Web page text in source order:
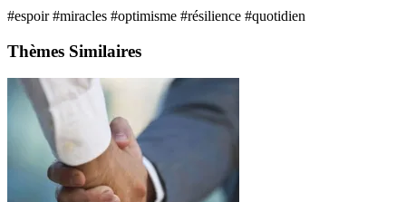
#espoir#miracles #optimisme #résilience #quotidien
Thèmes Similaires